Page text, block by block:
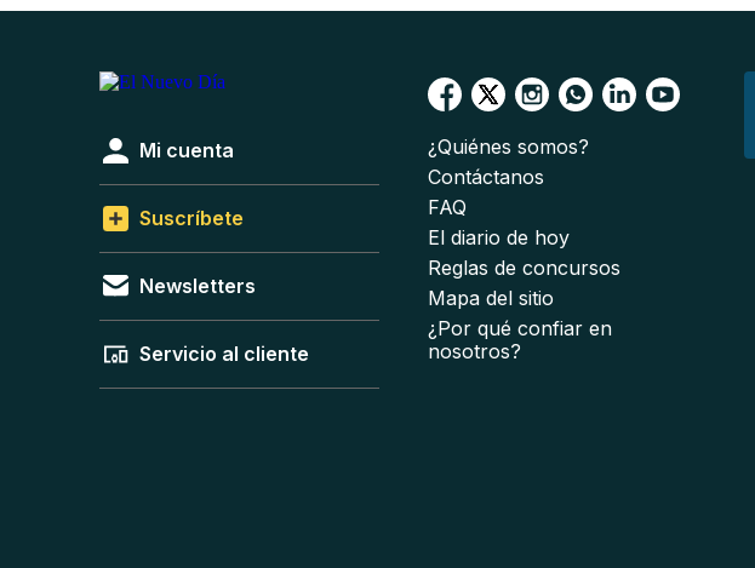
Mi cuenta
Suscríbete
Newsletters
Servicio al cliente
¿Quiénes somos?
Contáctanos
FAQ
El diario de hoy
Reglas de concursos
Mapa del sitio
¿Por qué confiar en
nosotros?